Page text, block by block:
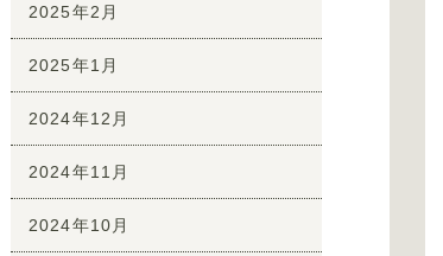
2025年2月
2025年1月
2024年12月
2024年11月
2024年10月